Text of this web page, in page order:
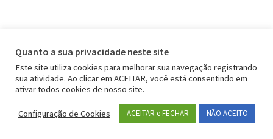
Quanto a sua privacidade neste site
Este site utiliza cookies para melhorar sua navegação registrando
sua atividade. Ao clicar em ACEITAR, você está consentindo em
ativar todos cookies de nosso site.
Configuração de Cookies ACEITAR e FECHAR NÃO ACEITO